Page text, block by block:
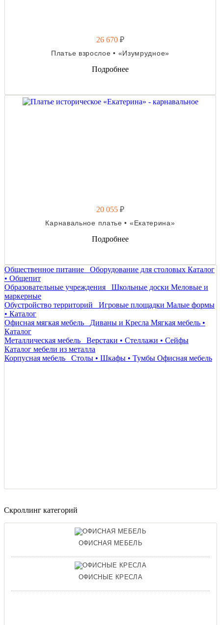
26 670 ₽
Платье взрослое • «Изумрудное»
Подробнее
20 055 ₽
Карнавальное платье • «Екатерина»
Подробнее
Общественное питание Оборудование для столовых Каталог
• Общепит
Образовательные учреждения
Школьные доски Меловые и
маркерные
Обустройство территорий
Игровые площадки Малые формы
• Каталог
Офисная мягкая мебель
Диваны и Кресла Мягкая мебель •
Каталог
Металлическая мебель
Верстаки • Стеллажи • Сейфы
Каталог мебели из металла
Корпусная мебель
Столы • Шкафы • Тумбы Офисная мебель
Скроллинг категорий
ОФИСНАЯ МЕБЕЛЬ
ОФИСНЫЕ КРЕСЛА